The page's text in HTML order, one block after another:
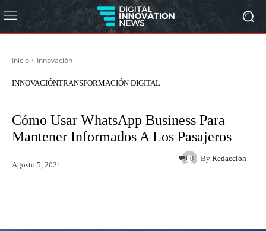
Inicio Innovación
INNOVACIÓNTRANSFORMACIÓN DIGITAL
Cómo Usar WhatsApp Business Para
Mantener Informados A Los Pasajeros
By Redacción
Agosto 5, 2021
0